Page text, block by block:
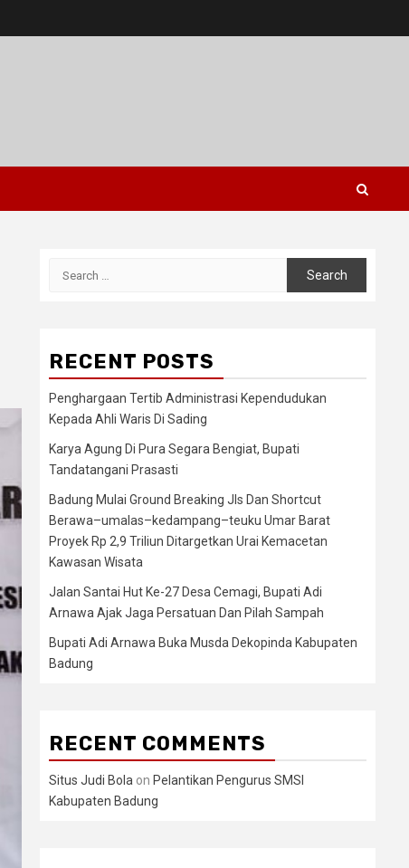
RECENT POSTS
Penghargaan Tertib Administrasi Kependudukan
Kepada Ahli Waris Di Sading
Karya Agung Di Pura Segara Bengiat, Bupati
Tandatangani Prasasti
Badung Mulai Ground Breaking Jls Dan Shortcut
Berawa–umalas–kedampang–teuku Umar Barat
Proyek Rp 2,9 Triliun Ditargetkan Urai Kemacetan
Kawasan Wisata
Jalan Santai Hut Ke-27 Desa Cemagi, Bupati Adi
Arnawa Ajak Jaga Persatuan Dan Pilah Sampah
Bupati Adi Arnawa Buka Musda Dekopinda Kabupaten
Badung
RECENT COMMENTS
Situs Judi Bola on Pelantikan Pengurus SMSI
Kabupaten Badung